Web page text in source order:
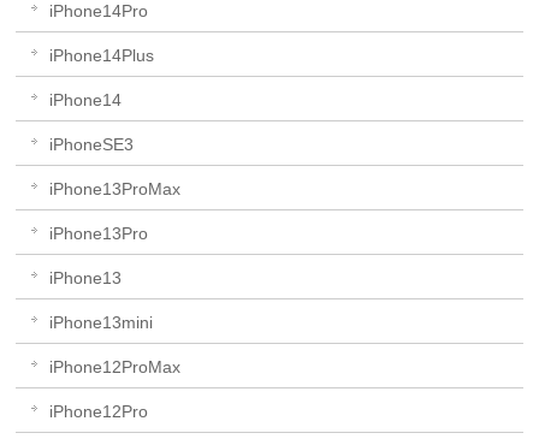
iPhone14Pro
iPhone14Plus
iPhone14
iPhoneSE3
iPhone13ProMax
iPhone13Pro
iPhone13
iPhone13mini
iPhone12ProMax
iPhone12Pro